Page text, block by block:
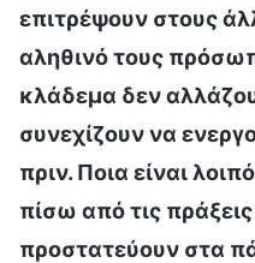
επιτρέψουν στους
αληθινό τους
κλάδεμα δεν
συνεχίζουν να
πριν. Ποια είναι
πίσω από τις
προστατεύουν στα